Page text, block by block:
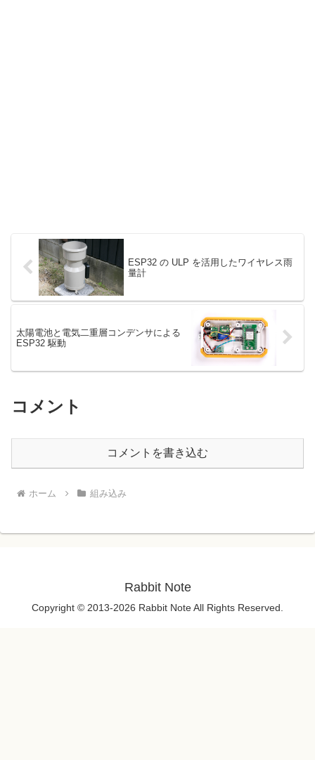
ESP32 の ULP を活用したワイヤレス雨
量計
太陽電池と電気二重層コンデンサによる
ESP32 駆動
コメント
コメントを書き込む
ホーム 組み込み
Rabbit Note
Copyright © 2013-2026 Rabbit Note All Rights Reserved.